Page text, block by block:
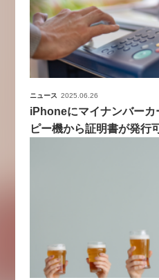
ニュース 2025.06.26
iPhoneにマイナンバーカ
ピー機から証明書が発行